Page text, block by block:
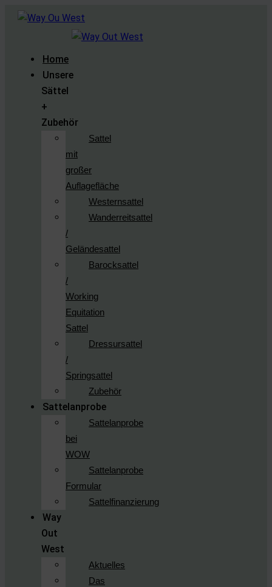
Home
Unsere
Sättel
+
Zubehör
Sattel
mit
großer
Auflagefläche
Westernsattel
Wanderreitsattel
/
Geländesattel
Barocksattel
/
Working
Equitation
Sattel
Dressursattel
/
Springsattel
Zubehör
Sattelanprobe
Sattelanprobe
bei
WOW
Sattelanprobe
Formular
Sattelfinanzierung
Way
Out
West
Aktuelles
Das